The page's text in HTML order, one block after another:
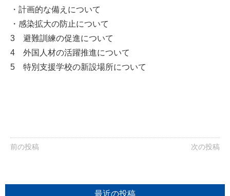
・計画的な備えについて
・感染拡大の防止について
3 避難訓練の促進について
4 外国人材の活躍推進について
5 特別支援学校の新設場所について
前の投稿 次の投稿
最近の投稿